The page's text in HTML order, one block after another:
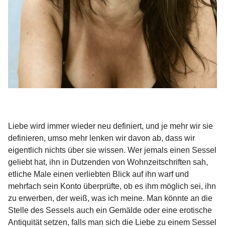
Liebe wird immer wieder neu definiert, und je mehr wir sie
definieren, umso mehr lenken wir davon ab, dass wir
eigentlich nichts über sie wissen. Wer jemals einen Sessel
geliebt hat, ihn in Dutzenden von Wohnzeitschriften sah,
etliche Male einen verliebten Blick auf ihn warf und
mehrfach sein Konto überprüfte, ob es ihm möglich sei, ihn
zu erwerben, der weiß, was ich meine. Man könnte an die
Stelle des Sessels auch ein Gemälde oder eine erotische
Antiquität setzen, falls man sich die Liebe zu einem Sessel